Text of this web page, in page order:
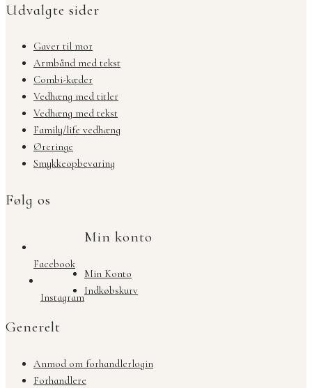
Udvalgte sider
Gaver til mor
Armbånd med tekst
Combi-kæder
Vedhæng med titler
Vedhæng med tekst
Family/life vedhæng
Øreringe
Smykkeopbevaring
Følg os
Facebook
Instagram
Min konto
Min Konto
Indkøbskurv
Generelt
Anmod om forhandlerlogin
Forhandlere